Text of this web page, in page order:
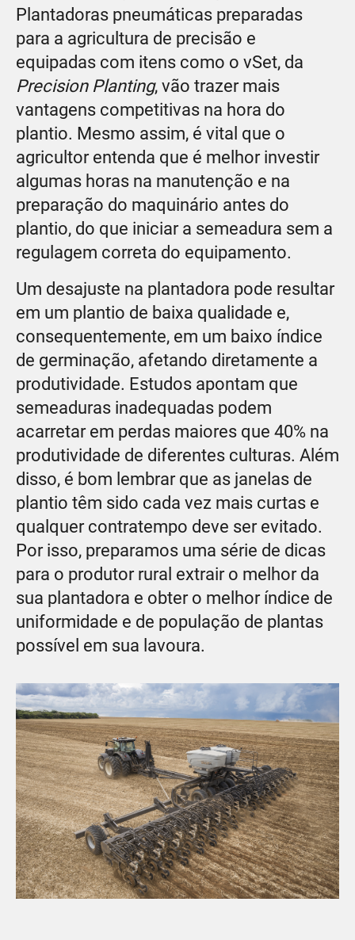
Plantadoras pneumáticas preparadas
para a agricultura de precisão e
equipadas com itens como o vSet, da
Precision Planting, vão trazer mais
vantagens competitivas na hora do
plantio. Mesmo assim, é vital que o
agricultor entenda que é melhor investir
algumas horas na manutenção e na
preparação do maquinário antes do
plantio, do que iniciar a semeadura sem a
regulagem correta do equipamento.
Um desajuste na plantadora pode resultar
em um plantio de baixa qualidade e,
consequentemente, em um baixo índice
de germinação, afetando diretamente a
produtividade. Estudos apontam que
semeaduras inadequadas podem
acarretar em perdas maiores que 40% na
produtividade de diferentes culturas. Além
disso, é bom lembrar que as janelas de
plantio têm sido cada vez mais curtas e
qualquer contratempo deve ser evitado.
Por isso, preparamos uma série de dicas
para o produtor rural extrair o melhor da
sua plantadora e obter o melhor índice de
uniformidade e de população de plantas
possível em sua lavoura.